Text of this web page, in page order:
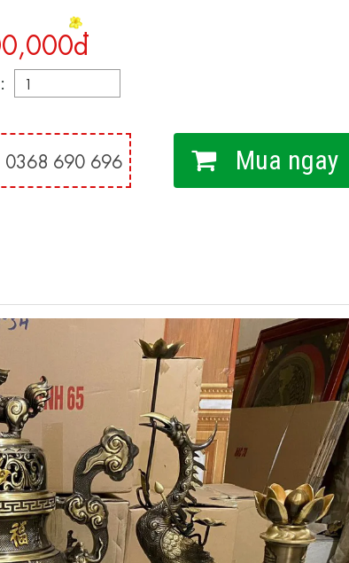
0368 690 696 Mua ngay